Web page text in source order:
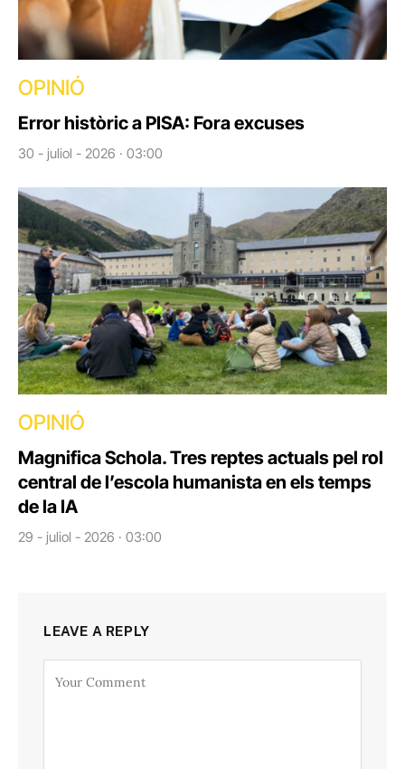
OPINIÓ
Error històric a PISA: Fora excuses
30 - juliol - 2026 · 03:00
OPINIÓ
Magnifica Schola. Tres reptes actuals pel rol
central de l’escola humanista en els temps
de la IA
29 - juliol - 2026 · 03:00
LEAVE A REPLY